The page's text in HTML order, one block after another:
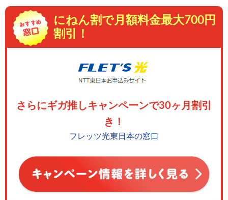
にねん割で月額料金最大700円
割引！
さらにギガ推しキャンペーンで30ヶ月割引
き！
フレッツ光東日本の窓口